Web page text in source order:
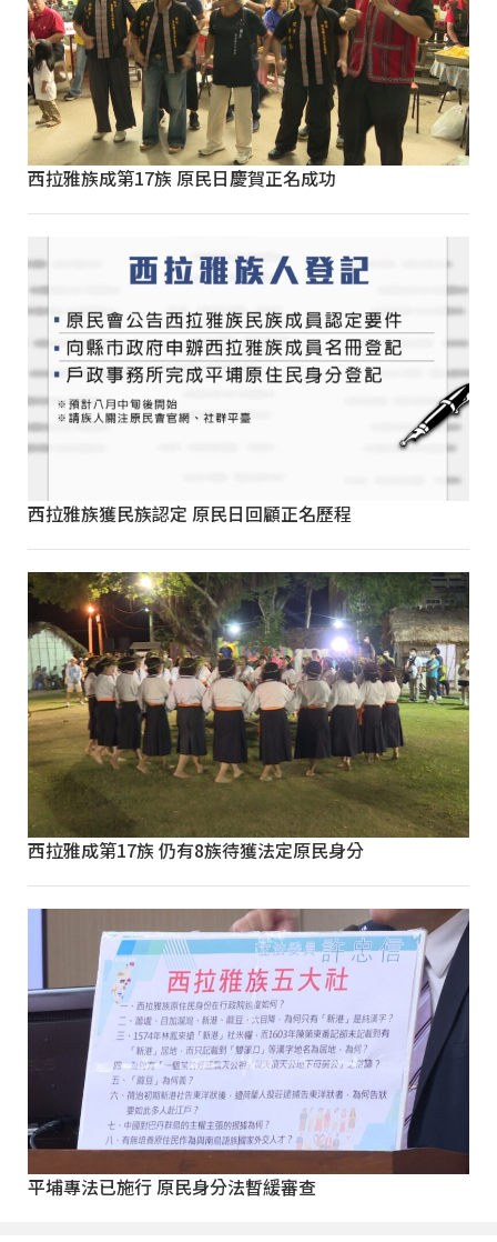
西拉雅族成第17族 原民日慶賀正名成功
西拉雅族獲民族認定 原民日回顧正名歷程
西拉雅成第17族 仍有8族待獲法定原民身分
平埔專法已施行 原民身分法暫緩審查